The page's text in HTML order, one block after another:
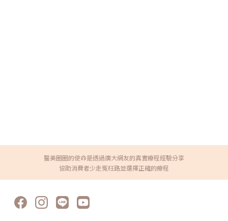
醫美圈圈的使命是透過廣大網友的真實療程經驗分享
協助消費者少走冤枉路並選擇正確的療程